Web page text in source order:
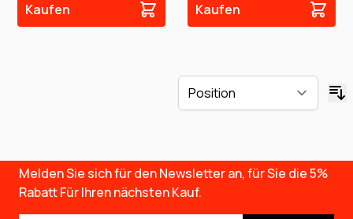
Kaufen Kaufen
Melden Sie sich für den Newsletter an, für Sie die5%
RabattFür Ihren nächsten Kauf.